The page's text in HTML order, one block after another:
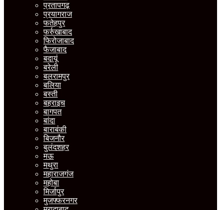
प्रतापगढ़
प्रयागराज
फतेहपुर
फर्रुखाबाद
फिरोजाबाद
फैजाबाद
बदायूं
बरेली
बलरामपुर
बलिया
बस्ती
बहराइच
बागपत
बांदा
बाराबंकी
बिजनौर
बुलंदशहर
मऊ
मथुरा
महाराजगंज
महोबा
मिर्जापुर
मुजफ्फरनगर